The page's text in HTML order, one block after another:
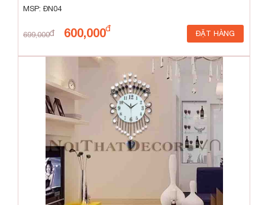
MSP: ĐN04
699,000 600,000 ĐẶT HÀNG